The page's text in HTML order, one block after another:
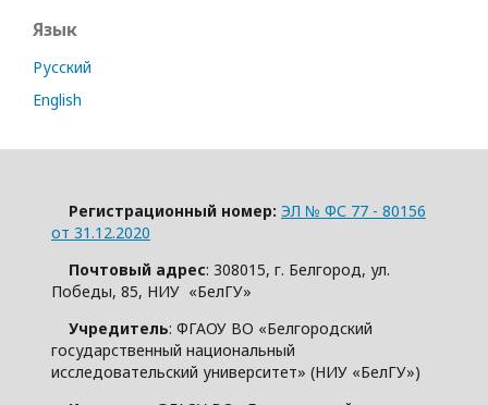
Язык
Русский
English
Регистрационный номер: ЭЛ № ФС 77 - 80156
от 31.12.2020
Почтовый адрес: 308015, г. Белгород, ул.
Победы, 85, НИУ «БелГУ»
Учредитель: ФГАОУ ВО «Белгородский
государственный национальный
исследовательский университет» (НИУ «БелГУ»)